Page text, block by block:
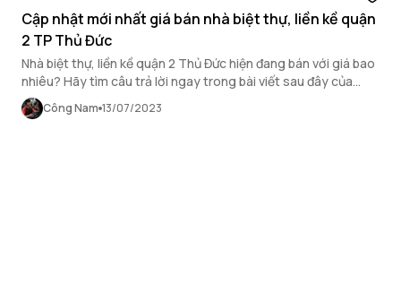
Cập nhật mới nhất giá bán nhà biệt thự, liền kề quận
2 TP Thủ Đức
Nhà biệt thự, liền kề quận 2 Thủ Đức hiện đang bán với giá bao
nhiêu? Hãy tìm câu trả lời ngay trong bài viết sau đây của
OneHousing.
Công Nam 13/07/2023